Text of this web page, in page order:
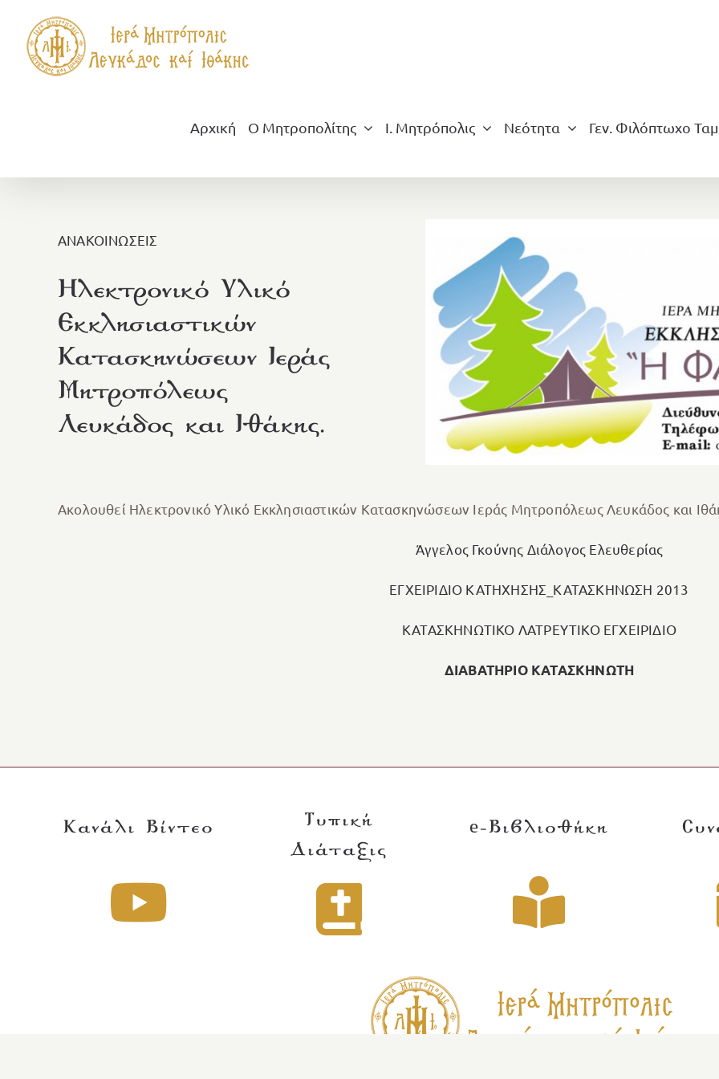
περιεχόμενο
Αρχική Ο Μητροπολίτης Ι. Μητρόπολις Νεότητα Γεν. Φιλόπτωχο
ΑΝΑΚΟΙΝΩΣΕΙΣ
Ηλεκτρονικό Υλικό
Εκκλησιαστικών
Κατασκηνώσεων Ιεράς
Μητροπόλεως
Λευκάδος και Ιθάκης.
Ακολουθεί Ηλεκτρονικό Υλικό Εκκλησιαστικών Κατασκηνώσεων Ιεράς Μητροπόλεως Λευκάδος και
Άγγελος Γκούνης Διάλογος Ελευθερίας
ΕΓΧΕΙΡΙΔΙΟ ΚΑΤΗΧΗΣΗΣ_ΚΑΤΑΣΚΗΝΩΣΗ 2013
ΚΑΤΑΣΚΗΝΩΤΙΚΟ ΛΑΤΡΕΥΤΙΚΟ ΕΓΧΕΙΡΙΔΙΟ
ΔΙΑΒΑΤΗΡΙΟ ΚΑΤΑΣΚΗΝΩΤΗ
Κανάλι Βίντεο
Τυπική
Διάταξις
e-Βιβλιοθήκη